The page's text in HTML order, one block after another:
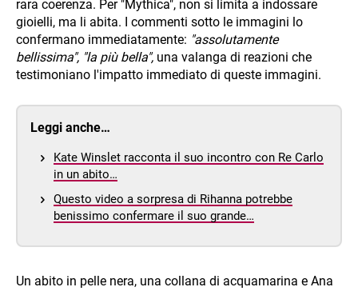
rara coerenza. Per "Mythica", non si limita a indossare
gioielli, ma li abita. I commenti sotto le immagini lo
confermano immediatamente: "assolutamente
bellissima", "la più bella", una valanga di reazioni che
testimoniano l'impatto immediato di queste immagini.
Leggi anche…
Kate Winslet racconta il suo incontro con Re Carlo
in un abito…
Questo video a sorpresa di Rihanna potrebbe
benissimo confermare il suo grande…
Un abito in pelle nera, una collana di acquamarina e Ana